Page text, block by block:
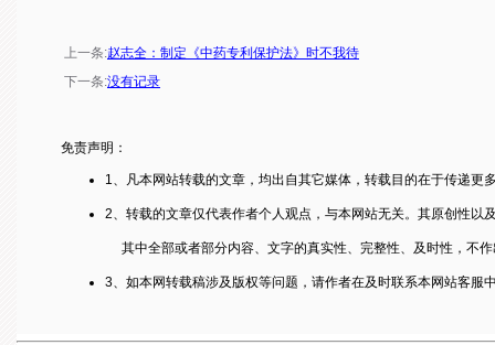
上一条:赵志全：制定《中药专利保护法》时不我待
下一条:没有记录
免责声明：
1、凡本网站转载的文章，均出自其它媒体，转载目的在于传递更
2、转载的文章仅代表作者个人观点，与本网站无关。其原创性以
其中全部或者部分内容、文字的真实性、完整性、及时性，不
3、如本网转载稿涉及版权等问题，请作者在及时联系本网站客服